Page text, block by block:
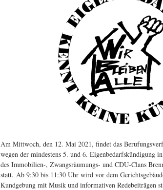
Am Mittwoch, den 12. Mai 2021, findet das
wegen der mindestens 5. und 6. Eigenbedarfskündigung
des Immobilien-, Zwangsräumungs- und CDU-Clans
statt. Ab 9:30 bis 11:30 Uhr wird vor dem
Kundgebung mit Musik und informativen Redebeiträgen